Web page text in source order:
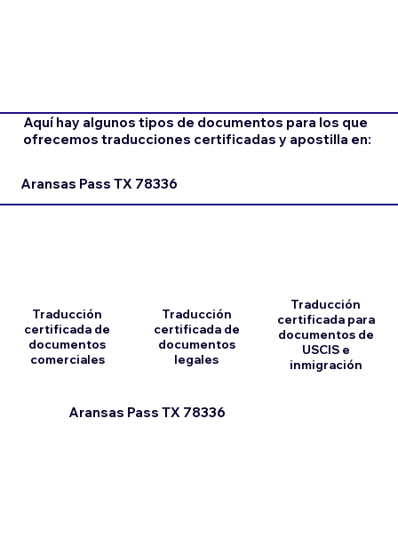
Aquí hay algunos tipos de documentos para los que
ofrecemos traducciones certificadas y apostilla en:
Aransas Pass TX 78336
Traducción
certificada de
documentos
comerciales
Traducción
certificada de
documentos
legales
Aransas Pass TX 78336
Traducción
certificada para
documentos de
USCIS e
inmigración